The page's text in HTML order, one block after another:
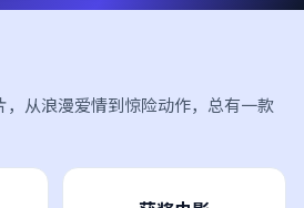
，从浪漫爱情到惊险动作，总有一款